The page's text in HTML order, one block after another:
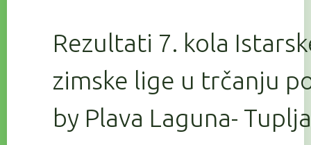
Rezultati 7. kola
zimske lige u trčanju
by Plava Laguna-